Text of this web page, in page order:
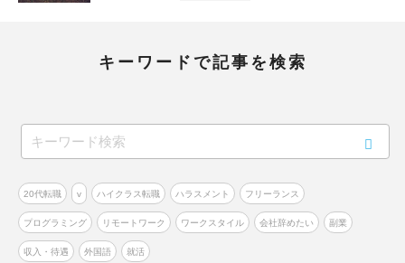
キーワードで記事を検索
20代転職 v ハイクラス転職 ハラスメント フリーランス
プログラミング リモートワーク ワークスタイル 会社辞めたい 副業
収入・待遇 外国語 就活